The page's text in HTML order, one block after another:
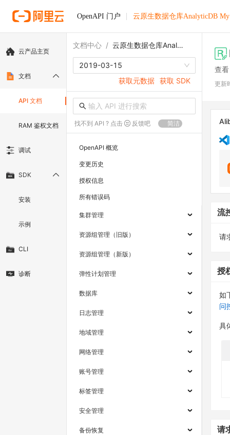
OpenAPI 门户 云原生数据仓库AnalyticDB
云产品主页
文档
API 文档
RAM 鉴权文档
调试
SDK
安装
示例
CLI
诊断
文档中心 / 云原生数据仓库AnalyticDB MySQL版
2019-03-15
获取元数据 获取 SDK
找不到 API ? 点击 反馈吧 简洁
OpenAPI 概览
变更历史
授权信息
所有错误码
集群管理
资源组管理（旧版）
资源组管理（新版）
弹性计划管理
数据库
日志管理
地域管理
网络管理
账号管理
标签管理
安全管理
备份恢复
查
更新
流
请
授
如
问
具
请